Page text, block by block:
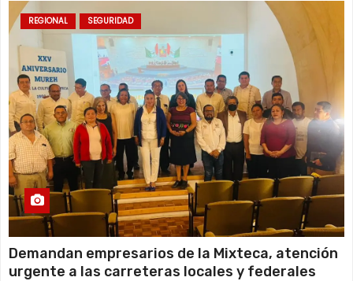
REGIONAL SEGURIDAD
Demandan empresarios de la Mixteca, atención
urgente a las carreteras locales y federales